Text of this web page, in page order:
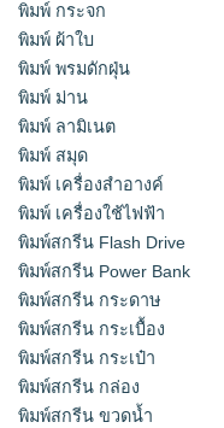
พิมพ์ กระจก
พิมพ์ ผ้าใบ
พิมพ์ พรมดักฝุ่น
พิมพ์ ม่าน
พิมพ์ ลามิเนต
พิมพ์ สมุด
พิมพ์ เครื่องสําอางค์
พิมพ์ เครื่องใช้ไฟฟ้า
พิมพ์สกรีน Flash Drive
พิมพ์สกรีน Power Bank
พิมพ์สกรีน กระดาษ
พิมพ์สกรีน กระเบื้อง
พิมพ์สกรีน กระเป๋า
พิมพ์สกรีน กล่อง
พิมพ์สกรีน ขวดน้ำ